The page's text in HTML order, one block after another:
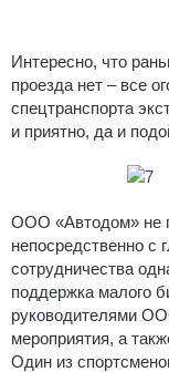
Интересно, что
проезда нет – все
спецтранспорта
и приятно, да и
ООО «Автодом» не
непосредственно
сотрудничества
поддержка малого
руководителями
мероприятия, а
Один из